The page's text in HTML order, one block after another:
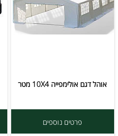
אוהל דגם אולימפייה 10X4 מטר
פרטים נוספים